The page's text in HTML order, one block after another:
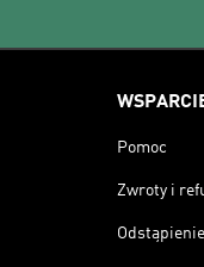
Pomoc
Zwroty i